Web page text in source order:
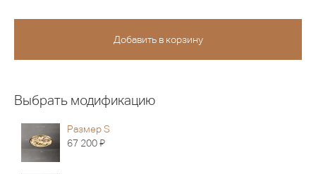
Выбрать модификацию
Размер S
67 200Я